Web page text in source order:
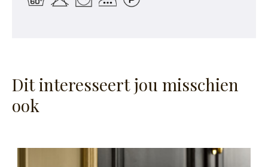
Dit interesseert jou misschien
ook